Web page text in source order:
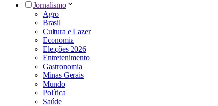
Jornalismo
Agro
Brasil
Cultura e Lazer
Economia
Eleições 2026
Entretenimento
Gastronomia
Minas Gerais
Mundo
Política
Saúde